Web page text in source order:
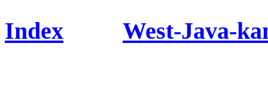
Index West-Java-